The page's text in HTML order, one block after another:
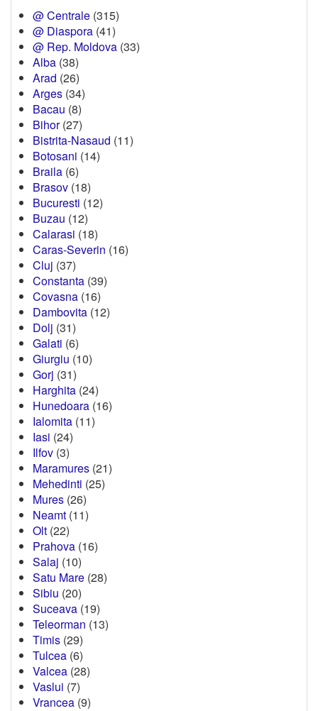
@ Centrale (315)
@ Diaspora (41)
@ Rep. Moldova (33)
Alba (38)
Arad (26)
Arges (34)
Bacau (8)
Bihor(27)
Bistrita-Nasaud (11)
Botosani (14)
Braila (6)
Brasov (18)
Bucuresti (12)
Buzau (12)
Calarasi (18)
Caras-Severin (16)
Cluj (37)
Constanta (39)
Covasna (16)
Dambovita (12)
Dolj (31)
Galati (6)
Giurgiu (10)
Gorj (31)
Harghita (24)
Hunedoara (16)
Ialomita (11)
Iasi (24)
Ilfov (3)
Maramures (21)
Mehedinti (25)
Mures (26)
Neamt (11)
Olt (22)
Prahova (16)
Salaj (10)
Satu Mare (28)
Sibiu (20)
Suceava (19)
Teleorman (13)
Timis (29)
Tulcea (6)
Valcea (28)
Vaslui (7)
Vrancea (9)